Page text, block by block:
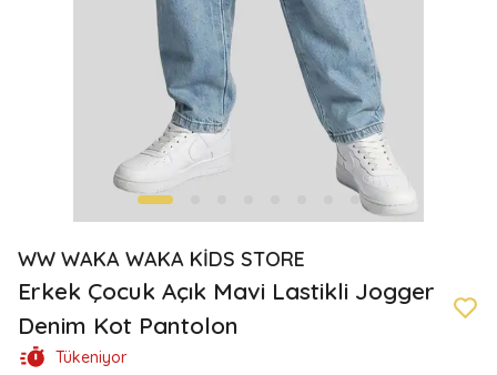
WW WAKA WAKA KİDS STORE
Erkek Çocuk Açık Mavi Lastikli Jogger
Denim Kot Pantolon
Tükeniyor